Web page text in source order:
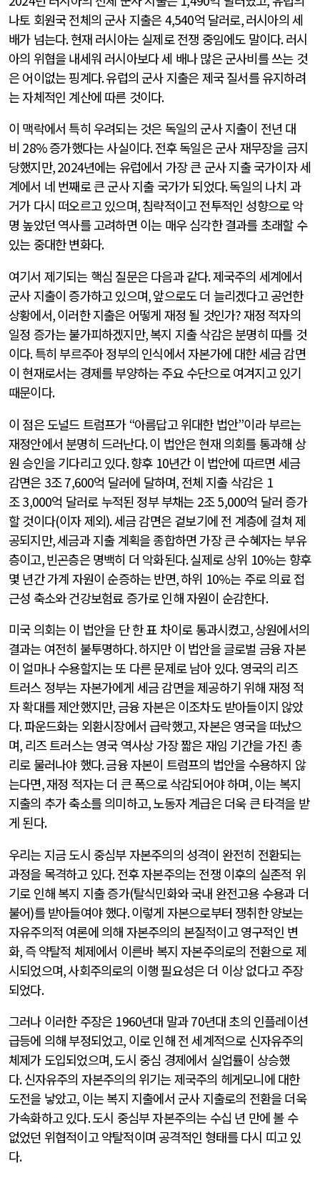
나토 회원국 전체의 군사 지출은4,540억 달러로,러시아의 세
배가 넘는다.현재 러시아는 실제로 전쟁 중임에도 말이다.러시
아의 위협을 내세워 러시아보다 세 배나 많은 군사비를 쓰는 것
은 어이없는 핑계다.유럽의 군사 지출은 제국 질서를 유지하려
는 자체적인 계산에 따른 것이다.
이 맥락에서 특히 우려되는 것은 독일의 군사 지출이 전년 대
비 28%증가했다는 사실이다.전후 독일은 군사 재무장을 금지
당했지만, 2024년에는 유럽에서 가장 큰 군사 지출 국가이자 세
계에서 네 번째로 큰 군사 지출 국가가 되었다.독일의 나치 과
거가 다시 떠오르고 있으며,침략적이고 전투적인 성향으로 악
명 높았던 역사를 고려하면 이는 매우 심각한 결과를 초래할 수
있는 중대한 변화다.
여기서 제기되는 핵심 질문은 다음과 같다.제국주의 세계에서
군사 지출이 증가하고 있으며,앞으로도 더 늘리겠다고 공언한
상황에서,이러한 지출은 어떻게 재정 될 것인가?재정 적자의
일정 증가는 불가피하겠지만,복지 지출 삭감은 분명히 따를 것
이다.특히 부르주아 정부의 인식에서 자본가에 대한 세금 감면
이 현재로서는 경제를 부양하는 주요 수단으로 여겨지고 있기
때문이다.
이 점은 도널드 트럼프가 “아름답고 위대한 법안”이라 부르는
재정안에서 분명히 드러난다.이 법안은 현재 의회를 통과해 상
원 승인을 기다리고 있다.향후 10년간 이 법안에 따르면 세금
감면은 3조7,600억 달러에 달하며, 전체 지출 삭감은 1
조3,000억 달러로 누적된 정부 부채는 2조5,000억 달러 증가
할 것이다(이자 제외).세금 감면은 겉보기에 전 계층에 걸쳐 제
공되지만,세금과 지출 계획을 종합하면 가장 큰 수혜자는 부유
층이고,빈곤층은 명백히 더 악화된다.실제로 상위 10%는 향후
몇 년간 가계 자원이 순증하는 반면,하위 10%는 주로 의료 접
근성 축소와 건강보험료 증가로 인해 자원이 순감한다.
미국 의회는 이 법안을 단 한 표 차이로 통과시켰고,상원에서의
결과는 여전히 불투명하다.하지만 이 법안을 글로벌 금융 자본
이 얼마나 수용할지는 또 다른 문제로 남아 있다.영국의 리즈
트러스 정부는 자본가에게 세금 감면을 제공하기 위해 재정 적
자 확대를 제안했지만,금융 자본은 이조차도 받아들이지 않았
다.파운드화는 외환시장에서 급락했고,자본은 영국을 떠났으
며, 리즈 트러스는 영국 역사상 가장 짧은 재임 기간을 가진 총
리로 물러나야 했다.금융 자본이 트럼프의 법안을 수용하지 않
는다면,재정 적자는 더 큰 폭으로 삭감되어야 하며,이는 복지
지출의 추가 축소를 의미하고,노동자 계급은 더욱 큰 타격을 받
게 된다.
우리는 지금 도시 중심부 자본주의의 성격이 완전히 전환되는
과정을 목격하고 있다.전후 자본주의는 전쟁 이후의 실존적 위
기로 인해 복지 지출 증가(탈식민화와 국내 완전고용 수용과 더
불어)를 받아들여야 했다.이렇게 자본으로부터 쟁취한 양보는
자유주의적 여론에 의해 자본주의의 본질적이고 영구적인 변
화,즉 약탈적 체제에서 이른바 복지 자본주의로의 전환으로 제
시되었으며,사회주의로의 이행 필요성은 더 이상 없다고 주장
되었다.
그러나 이러한 주장은 1960년대 말과70년대 초의 인플레이션
급등에 의해 부정되었고, 이로 인해 전 세계적으로 신자유주의
체제가 도입되었으며,도시 중심 경제에서 실업률이 상승했
다.신자유주의 자본주의의 위기는 제국주의 헤게모니에 대한
도전을 낳았고, 이는 복지 지출에서 군사 지출로의 전환을 더욱
가속화하고 있다.도시 중심부 자본주의는 수십 년 만에 볼 수
없었던 위협적이고 약탈적이며 공격적인 형태를 다시 띠고 있
다.